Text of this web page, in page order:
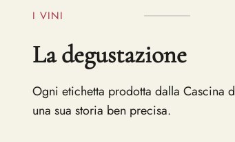
I VINI
La degustazione
Ogni etichetta prodotta dalla Cascina
una sua storia ben precisa.